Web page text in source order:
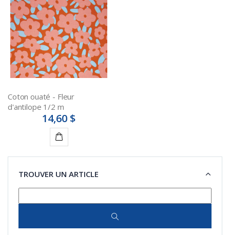
Coton ouaté - Fleur
d'antilope 1/2 m
14,60 $
au
panier
TROUVER UN ARTICLE